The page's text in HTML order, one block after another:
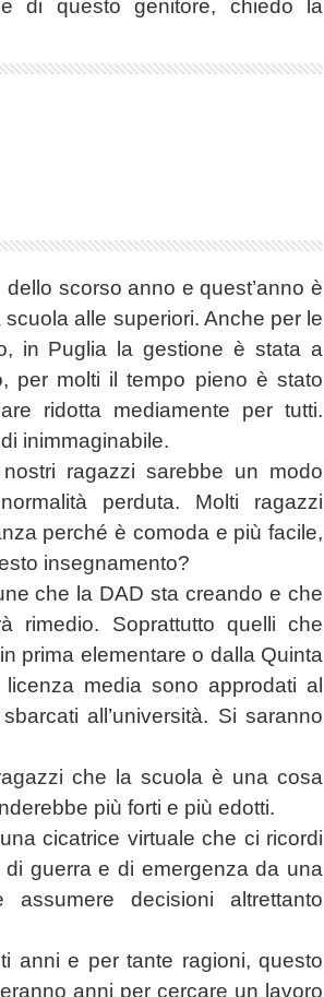
di questo genitore, chiedo la
scorso anno e quest’anno è
alle superiori. Anche per le
in Puglia la gestione è stata a
per molti il tempo pieno è stato
ridotta mediamente per tutti.
inimmaginabile.
ragazzi sarebbe un modo
perduta. Molti ragazzi
perché è comoda e più facile,
insegnamento?
che la DAD sta creando e che
rimedio. Soprattutto quelli che
prima elementare o dalla Quinta
media sono approdati al
all’università. Si saranno
che la scuola è una cosa
più forti e più edotti.
cicatrice virtuale che ci ricordi
guerra e di emergenza da una
assumere decisioni altrettanto
anni e per tante ragioni, questo
anni per cercare un lavoro